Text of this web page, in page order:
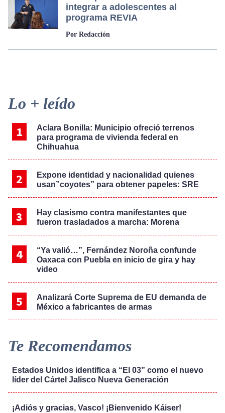
integrar a adolescentes al
programa REVIA
Por Redacción
Primary
Sidebar
Lo + leído
Aclara Bonilla: Municipio ofreció terrenos
para programa de vivienda federal en
Chihuahua
Expone identidad y nacionalidad quienes
usan”coyotes” para obtener papeles: SRE
Hay clasismo contra manifestantes que
fueron trasladados a marcha: Morena
“Ya valió…”, Fernández Noroña confunde
Oaxaca con Puebla en inicio de gira y hay
video
Analizará Corte Suprema de EU demanda de
México a fabricantes de armas
Te Recomendamos
Estados Unidos identifica a “El 03” como el nuevo
líder del Cártel Jalisco Nueva Generación
¡Adiós y gracias, Vasco! ¡Bienvenido Káiser!